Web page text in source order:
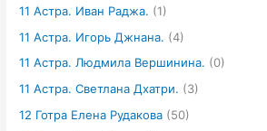
11 Астра. Иван Раджа. (1)
11 Астра. Игорь Джнана. (4)
11 Астра. Людмила Вершинина. (0)
11 Астра. Светлана Дхатри. (3)
12 Готра Елена Рудакова (50)